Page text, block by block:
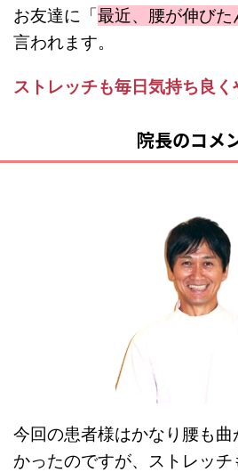
お友達に「最近、腰が伸びた
言われます。
ストレッチも毎日気持ち良く
院長のコメ
今回の患者様はかなり腰も
かったのですが、ストレッ